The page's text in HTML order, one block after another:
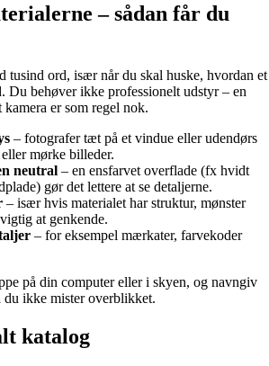
– sådan får du
tusind ord, især når du skal huske, hvordan et
Du behøver ikke professionelt udstyr – en
er som regel nok.
– fotografer tæt på et vindue eller udendørs
mørke billeder.
neutral – en ensfarvet overflade (fx hvidt
gør det lettere at se detaljerne.
– især hvis materialet har struktur, mønster
at genkende.
– for eksempel mærkater, farvekoder
på din computer eller i skyen, og navngiv
du ikke mister overblikket.
katalog